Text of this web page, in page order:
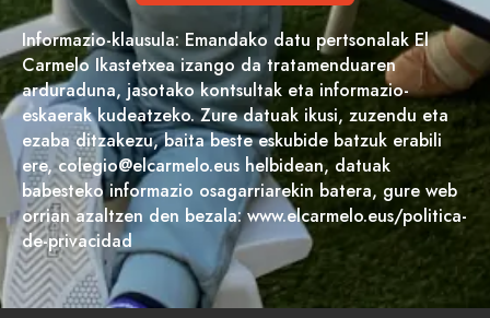
Informazio-klausula: Emandako datu pertsonalak El
Carmelo Ikastetxea izango da tratamenduaren
arduraduna, jasotako kontsultak eta informazio-
eskaerak kudeatzeko. Zure datuak ikusi, zuzendu eta
ezaba ditzakezu, baita beste eskubide batzuk erabili
ere, colegio@elcarmelo.eus helbidean, datuak
babesteko informazio osagarriarekin batera, gure web
orrian azaltzen den bezala: www.elcarmelo.eus/politica-
de-privacidad